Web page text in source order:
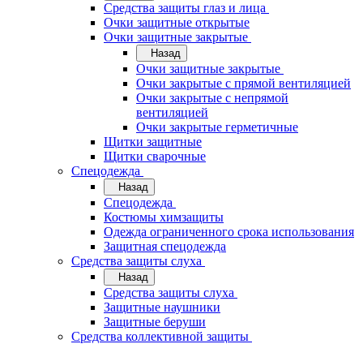
Средства защиты глаз и лица
Очки защитные открытые
Очки защитные закрытые
Назад
Очки защитные закрытые
Очки закрытые с прямой вентиляцией
Очки закрытые с непрямой
вентиляцией
Очки закрытые герметичные
Щитки защитные
Щитки сварочные
Спецодежда
Назад
Спецодежда
Костюмы химзащиты
Одежда ограниченного срока использования
Защитная спецодежда
Средства защиты слуха
Назад
Средства защиты слуха
Защитные наушники
Защитные беруши
Средства коллективной защиты